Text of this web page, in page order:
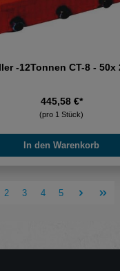
-12Tonnen CT-8 - 50x
445,58 €*
(pro 1 Stück)
In den Warenkorb
Seite
2 Seite
3 Seite
4 Seite
5